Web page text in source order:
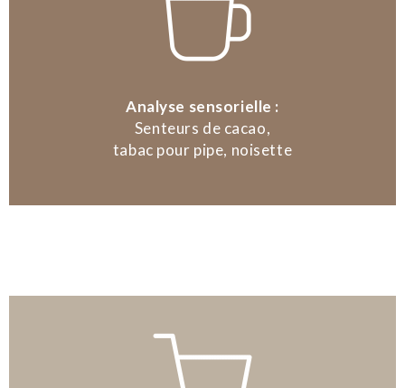
Analyse sensorielle :
Senteurs de cacao,
tabac pour pipe, noisette